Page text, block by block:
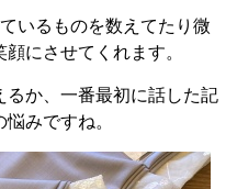
いるものを数えてたり微
にさせてくれます。
るか、一番最初に話した記
みですね。